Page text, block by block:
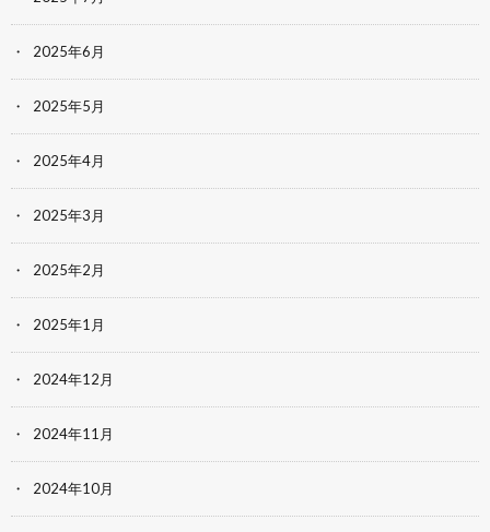
2025年6月
2025年5月
2025年4月
2025年3月
2025年2月
2025年1月
2024年12月
2024年11月
2024年10月